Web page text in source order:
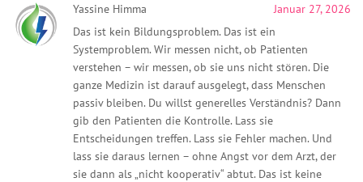
Yassine Himma
Januar 27, 2026
Das ist kein Bildungsproblem. Das ist ein
Systemproblem. Wir messen nicht, ob Patienten
verstehen – wir messen, ob sie uns nicht stören. Die
ganze Medizin ist darauf ausgelegt, dass Menschen
passiv bleiben. Du willst generelles Verständnis? Dann
gib den Patienten die Kontrolle. Lass sie
Entscheidungen treffen. Lass sie Fehler machen. Und
lass sie daraus lernen – ohne Angst vor dem Arzt, der
sie dann als „nicht kooperativ“ abtut. Das ist keine